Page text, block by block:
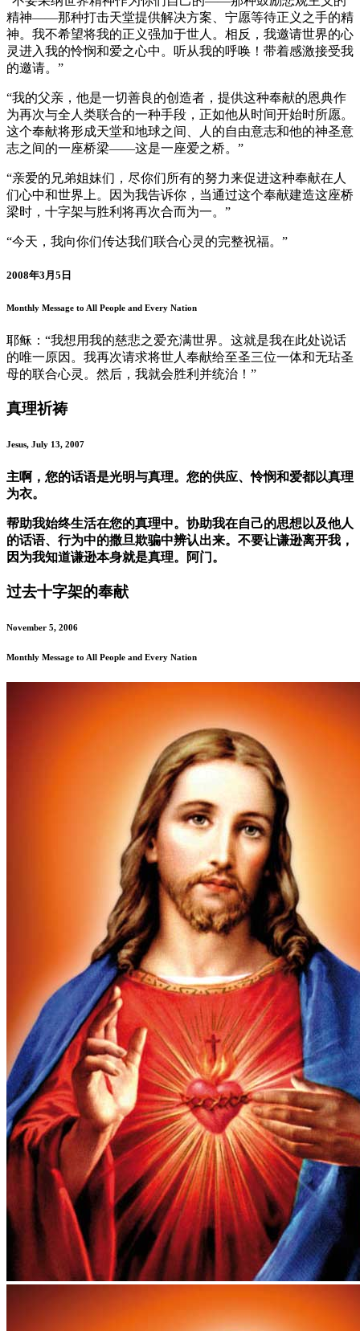
精神——那种打击天堂提供解决方案、宁愿等待正义之手的精
神。我不希望将我的正义强加于世人。相反，我邀请世界的心
灵进入我的怜悯和爱之心中。听从我的呼唤！带着感激接受我
的邀请。”
“我的父亲，他是一切善良的创造者，提供这种奉献的恩典作
为再次与全人类联合的一种手段，正如他从时间开始时所愿。
这个奉献将形成天堂和地球之间、人的自由意志和他的神圣意
志之间的一座桥梁——这是一座爱之桥。”
“亲爱的兄弟姐妹们，尽你们所有的努力来促进这种奉献在人
们心中和世界上。因为我告诉你，当通过这个奉献建造这座桥
梁时，十字架与胜利将再次合而为一。”
“今天，我向你们传达我们联合心灵的完整祝福。”
2008年3月5日
Monthly Message to All People and Every Nation
耶稣：“我想用我的慈悲之爱充满世界。这就是我在此处说话
的唯一原因。我再次请求将世人奉献给至圣三位一体和无玷圣
母的联合心灵。然后，我就会胜利并统治！”
真理祈祷
Jesus, July 13, 2007
主啊，您的话语是光明与真理。您的供应、怜悯和爱都以真理
为衣。
帮助我始终生活在您的真理中。协助我在自己的思想以及他人
的话语、行为中的撒旦欺骗中辨认出来。不要让谦逊离开我，
因为我知道谦逊本身就是真理。阿门。
过去十字架的奉献
November 5, 2006
Monthly Message to All People and Every Nation